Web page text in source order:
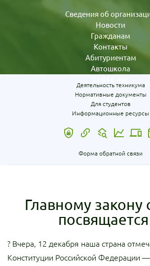
Сведения об
Новости
Гражданам
Контакты
Абитуриентам
Автошкола
Деятельность техникума
Нормативные документы
Для студентов
Информационные ресурсы
Форма обратной связи
Главному закону
? Вчера, 12 декабря наша страна
Конституции Российской Федерации